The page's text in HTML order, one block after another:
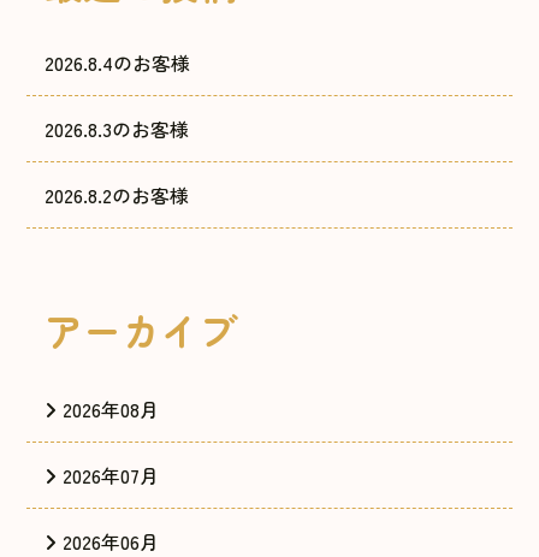
2026.8.4のお客様
2026.8.3のお客様
2026.8.2のお客様
アーカイブ
2026年08月
2026年07月
2026年06月